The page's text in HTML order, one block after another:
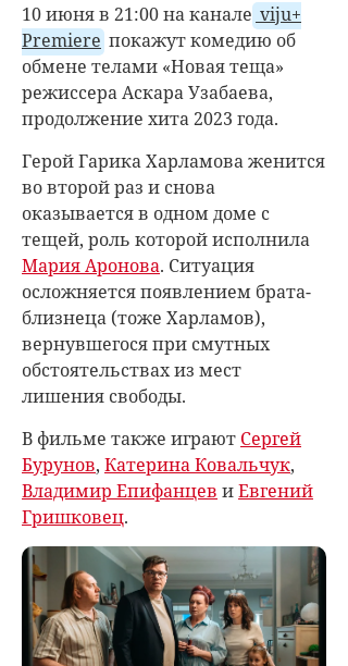
10 июня в 21:00 на канале viju+
Premiere покажут комедию об
обмене телами «Новая теща»
режиссера Аскара Узабаева,
продолжение хита 2023 года.
Герой Гарика Харламова женится
во второй раз и снова
оказывается в одном доме с
тещей, роль которой исполнила
Мария Аронова. Ситуация
осложняется появлением брата-
близнеца (тоже Харламов),
вернувшегося при смутных
обстоятельствах из мест
лишения свободы.
В фильме также играют Сергей
Бурунов, Катерина Ковальчук,
Владимир Епифанцев иЕвгений
Гришковец.